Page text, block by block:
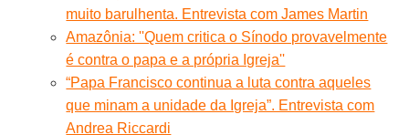
muito barulhenta. Entrevista com James Martin
Amazônia: ''Quem critica o Sínodo provavelmente
é contra o papa e a própria Igreja''
“Papa Francisco continua a luta contra aqueles
que minam a unidade da Igreja”. Entrevista com
Andrea Riccardi